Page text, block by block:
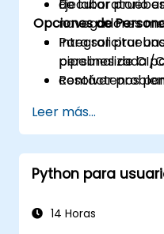
Ejecutar
navegadores
Integrar
pipelines de CI/
Resolver
estabilidad de la
de laboratorio
Opciones de
Para solicitar
personalizada
contáctenos
Leer más...
Python para
14 Horas